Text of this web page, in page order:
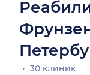
30 клиник